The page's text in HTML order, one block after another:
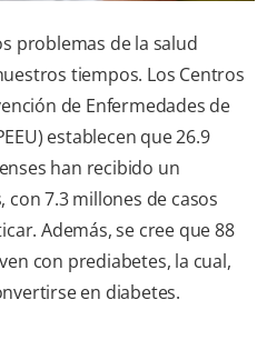
problemas de la salud
tiempos. Los Centros
de Enfermedades de
establecen que 26.9
han recibido un
7.3 millones de casos
Además, se cree que 88
con prediabetes, la cual,
en diabetes.